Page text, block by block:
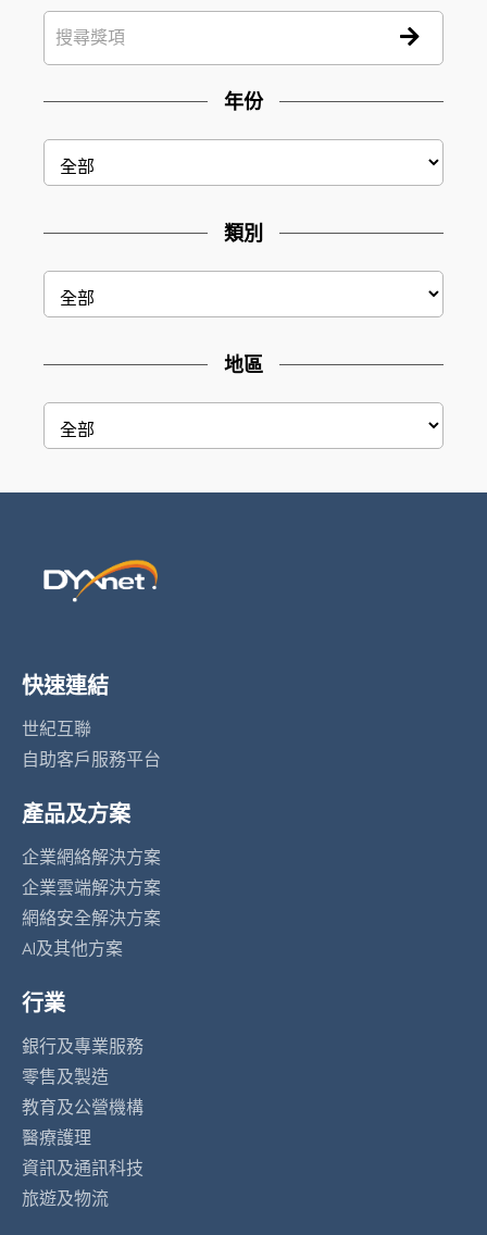
年份
類別
地區
快速連結
世紀互聯
自助客戶服務平台
產品及方案
企業網絡解決方案
企業雲端解決方案
網絡安全解決方案
AI及其他方案
行業
銀行及專業服務
零售及製造
教育及公營機構
醫療護理
資訊及通訊科技
旅遊及物流